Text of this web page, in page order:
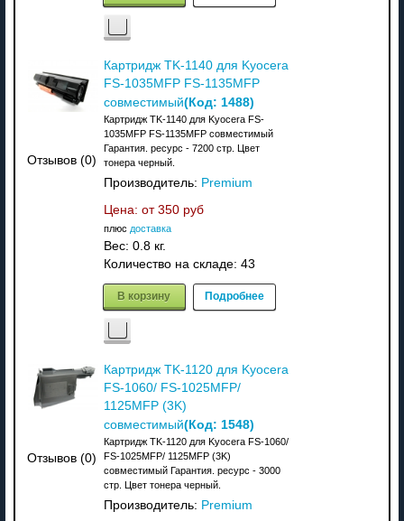
Отзывов (0)
Картридж TK-1140 для Kyocera
FS-1035MFP FS-1135MFP
совместимый(Код: 1488)
Картридж TK-1140 для Kyocera FS-
1035MFP FS-1135MFP совместимый
Гарантия. ресурс - 7200 стр. Цвет
тонера черный.
Производитель: Premium
Цена: от 350 руб
плюс доставка
Вес: 0.8 кг.
Количество на складе: 43
В корзину Подробнее
Отзывов (0)
Картридж TK-1120 для Kyocera
FS-1060/ FS-1025MFP/
1125MFP (3K)
совместимый(Код: 1548)
Картридж TK-1120 для Kyocera FS-1060/
FS-1025MFP/ 1125MFP (3K)
совместимый Гарантия. ресурс - 3000
стр. Цвет тонера черный.
Производитель: Premium